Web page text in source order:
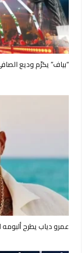
“بياف” يكرّم وديع
عمرو دياب يطرح ألبومه